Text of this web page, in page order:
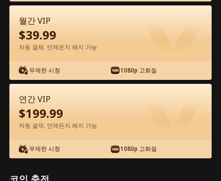
에피소드 49 - 꽝인줄 알았던 아빠가 알고
보니 세계 최강 거물?! 전체 영화
0-49 50-72 모든 에피소드
47
월간 VIP
$39.99
자동 결제. 언제든지 해지 가능
무제한 시청 1080p 고화질
연간 VIP
$199.99
자동 결제. 언제든지 해지 가능
무제한 시청 1080p 고화질